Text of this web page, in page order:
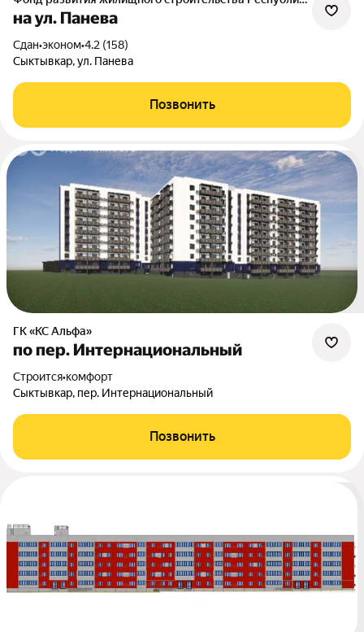
на ул. Панева
Сдан•эконом•4.2 (158)
Сыктывкар, ул. Панева
Позвонить
ГК «КС Альфа»
по пер. Интернациональный
Строится•комфорт
Сыктывкар, пер. Интернациональный
Позвонить